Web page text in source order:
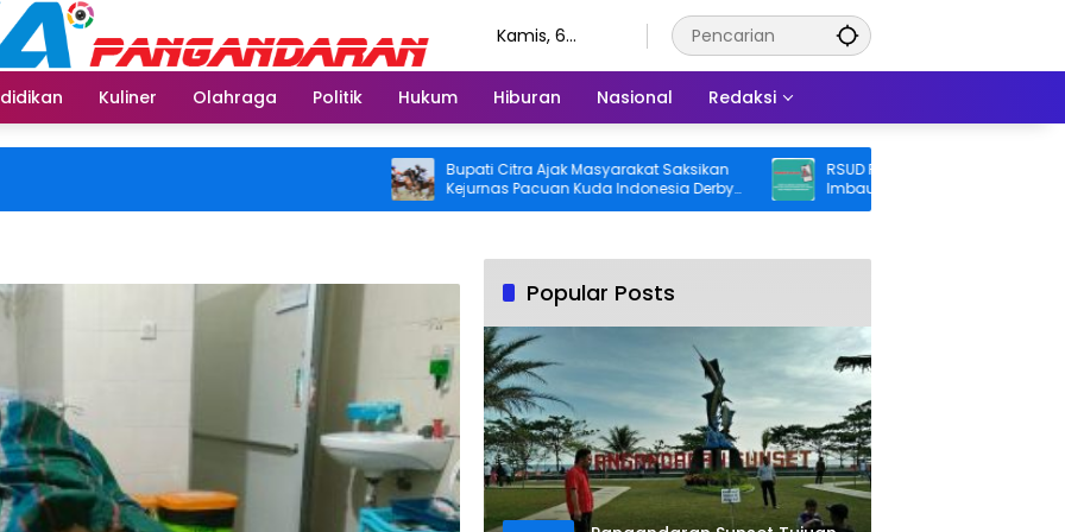
Kamis, 6
Kuliner Olahraga Politik Hukum Hiburan Nasional Redaksi
Bupati Citra Ajak Masyarakat Saksikan
Kejurnas Pacuan Kuda Indonesia Derby
2026 di Legokjawa
RSUD Pandega Pangandaran
Imbauan Waspada Penipuan
Popular Posts